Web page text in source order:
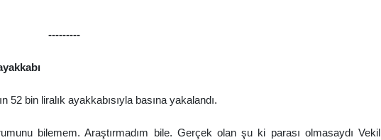
bin liralık ayakkabısıyla basına yakalandı.
bilemem. Araştırmadım bile. Gerçek olan şu ki parası olmasaydı Vekil